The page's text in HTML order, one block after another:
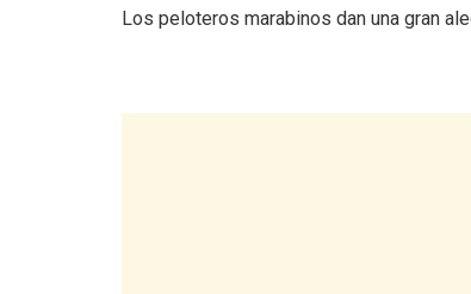
Los peloteros marabinos dan una gran